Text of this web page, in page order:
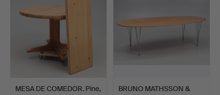
MESA DE COMEDOR. Pine,
BRUNO MATHSSON &